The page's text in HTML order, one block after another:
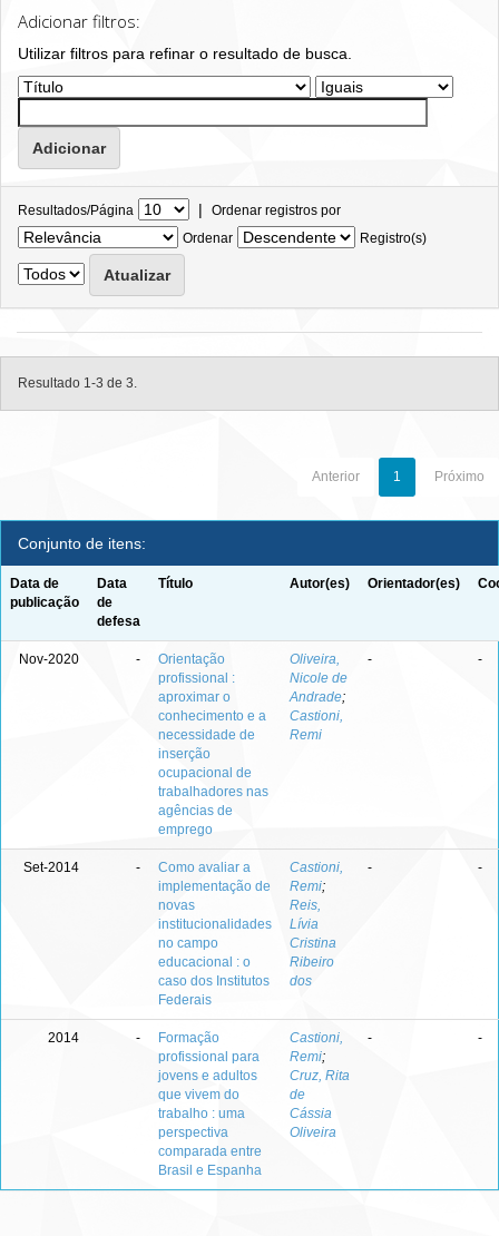
Adicionar filtros:
Utilizar filtros para refinar o resultado de busca.
Resultados/Página | Ordenar registros por
Ordenar
Registro(s)
Resultado 1-3 de 3.
Anterior 1 Próximo
Conjunto de itens:
Data de
publicação
Data
de
defesa
Título Autor(es) Orientador(es)
Nov-2020 -
Orientação
profissional :
aproximar o
conhecimento e a
necessidade de
inserção
ocupacional de
trabalhadores nas
agências de
emprego
Oliveira,
Nicole de
Andrade;
Castioni,
Remi
- -
Set-2014 -
Como avaliar a
implementação de
novas
institucionalidades
no campo
educacional : o
caso dos Institutos
Federais
Castioni,
Remi;
Reis,
Lívia
Cristina
Ribeiro
dos
- -
2014 -
Formação
profissional para
jovens e adultos
que vivem do
trabalho : uma
perspectiva
comparada entre
Brasil e Espanha
Castioni,
Remi;
Cruz, Rita
de
Cássia
Oliveira
- -